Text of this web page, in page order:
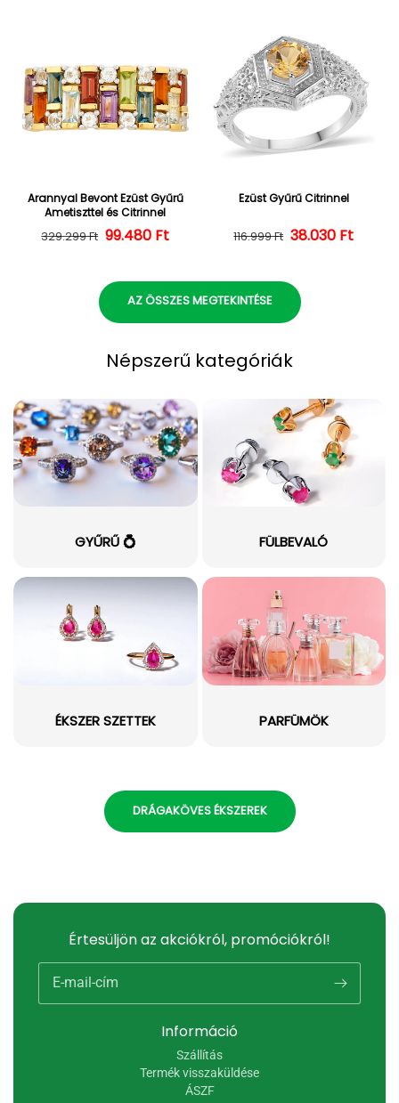
Arannyal Bevont Ezüst Gyűrű
Ametiszttel és Citrinnel
Normál ár
329.299 Ft Kedvezményes ár
99.480 Ft
Ezüst Gyűrű Citrinnel
Normál ár
116.999 Ft 38.030 Ft
AZ ÖSSZES MEGTEKINTÉSE
Népszerű kategóriák
GYŰRŰ 💍 FÜLBEVALÓ
ÉKSZER SZETTEK PARFÜMÖK
DRÁGAKÖVES ÉKSZEREK
Információ
Szállítás
Termék visszaküldése
ÁSZF
Értesüljön az akciókról, promóciókról!
E-mail-cím